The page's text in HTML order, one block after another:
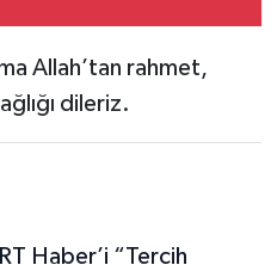
Allah’tan rahmet,
dileriz.